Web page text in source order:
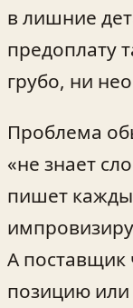
в лишние
предоплату
грубо, ни
Проблема
«не знает
пишет
А поставщик
позицию или